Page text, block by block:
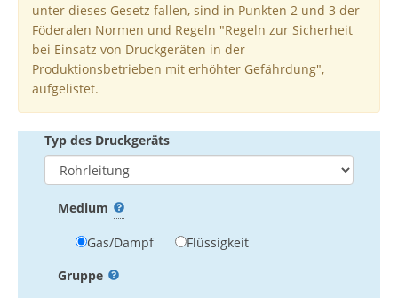
unter dieses Gesetz fallen, sind in Punkten 2 und 3 der
Föderalen Normen und Regeln "Regeln zur Sicherheit
bei Einsatz von Druckgeräten in der
Produktionsbetrieben mit erhöhter Gefährdung",
aufgelistet.
Typ des Druckgeräts
Medium
Gas/Dampf
Flüssigkeit
Gruppe